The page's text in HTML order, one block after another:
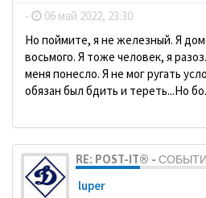
- 06 май 2022, 23:30
Но поймите, я не железный. Я
восьмого. Я тоже человек, я
меня понесло. Я не мог ругать
обязан был бдить и тереть...Но
RE: POST-IT® -
luper